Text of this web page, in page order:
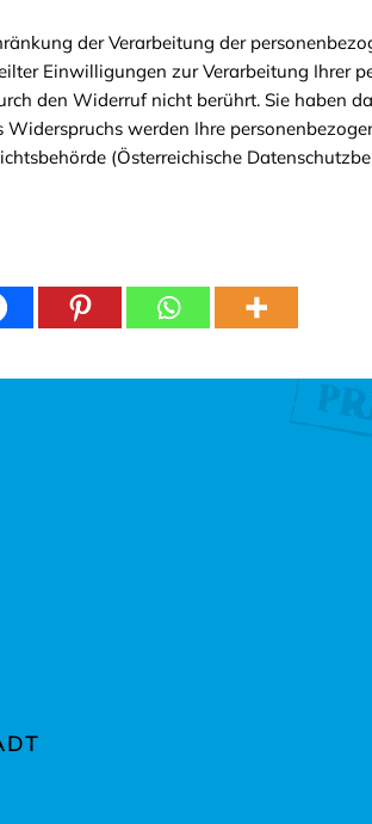
der Verarbeitung der
Einwilligungen zur Verarbeitung Ihrer
den Widerruf nicht berührt. Sie haben
werden Ihre
(Österreichische